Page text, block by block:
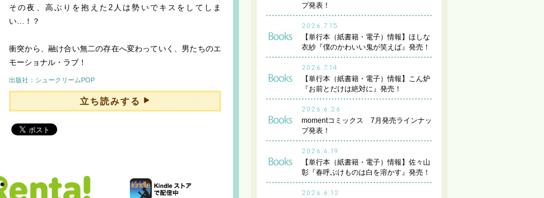
その夜、高ぶりを抱えた2人は勢いでキスをしてしま
い…！？
衝突から、融け合い無二の存在へ変わっていく、男たちのエ
モーショナル・ラブ！
出版社：シュークリームPOP
立ち読みする
プ発表！
2026.7.15
【単行本（紙書籍・電子）情報】ほしな
衣紗『僕のかわいい鬼が笑えば』発売！
2026.7.14
【単行本（紙書籍・電子）情報】こん炉
『お前とだけは絶対に』発売！
2026.6.26
momentコミックス 7月発売ラインナッ
プ発表！
2026.6.19
【単行本（紙書籍・電子）情報】佐々山
彰『春呼ぶけものは白を溶かす』発売！
2026.6.12